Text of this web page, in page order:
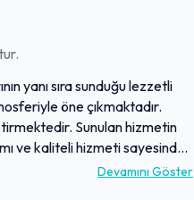
yanı sıra sunduğu lezzetli
öne çıkmaktadır.
Sunulan hizmetin
ve kaliteli hizmeti sayesinde
Devamını Göster